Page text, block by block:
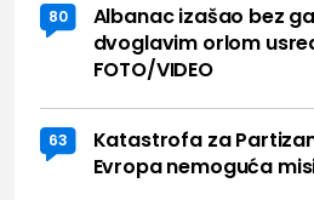
80
Albanac izašao bez
dvoglavim orlom
FOTO/VIDEO
63
Katastrofa za
Evropa nemoguća